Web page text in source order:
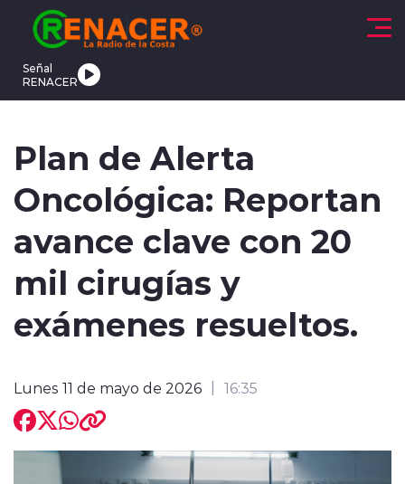
Click acá para ir directamente al contenido
Señal
RENACER
modo claro
Plan de Alerta
Oncológica: Reportan
avance clave con 20
mil cirugías y
exámenes resueltos.
Lunes 11 de mayo de 2026 16:35